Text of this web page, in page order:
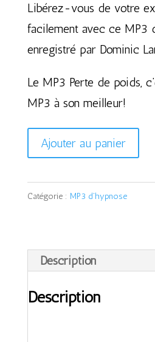
Libérez-vous de votre
facilement avec ce MP3
enregistré par Dominic
Le MP3 Perte de poids,
MP3 à son meilleur!
quantité
de
Perte
de
Ajouter au panier
Catégorie : MP3 d'hypnose
Description
Description